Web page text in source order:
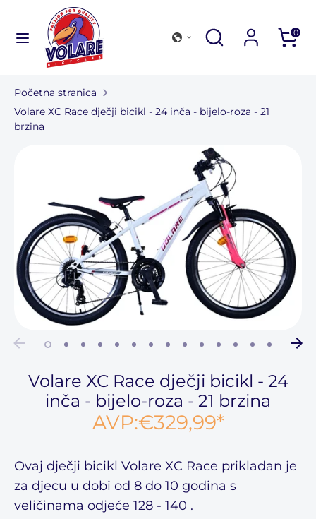
Tražiti
TražitiPregledajte
našu
trgovinu
Zatvori
pretragu
0
TražitiPregledajte
Kolekcija bicikala
Za tvrtke
Početna stranica
Volare XC Race dječji bicikl - 24 inča - bijelo-roza - 21
brzina
Volare XC Race dječji bicikl - 24
inča - bijelo-roza - 21 brzina
AVP:€329,99*
Ovaj dječji bicikl Volare XC Race prikladan je
za djecu u dobi od 8 do 10 godina s
veličinama odjeće 128 - 140 .